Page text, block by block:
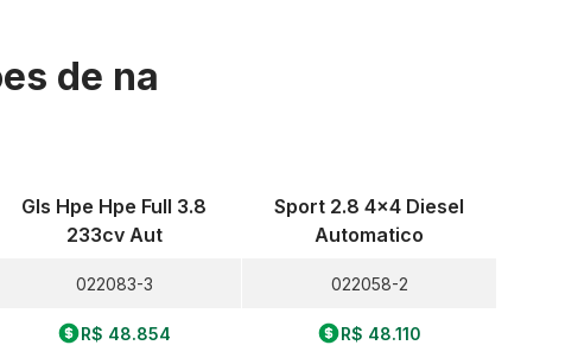
de na
Gls Hpe Hpe Full 3.8
233cv Aut
022083-3
R$ 48.854
Sport 2.8 4x4 Diesel
Automatico
022058-2
R$ 48.110